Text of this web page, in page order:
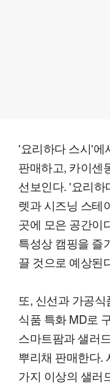
'요리하다 스시'에
판매하고, 카이센
선보인다. '요리하
렛과 시즈닝 스테
곳에 모은 공간이
특성상 캠핑을 즐
끌 것으로 예상된
또, 신선과 가공
식품 특화 MD로
스마트팜과 샐러
뿌리채 판매한다.
가지 이상의 샐러